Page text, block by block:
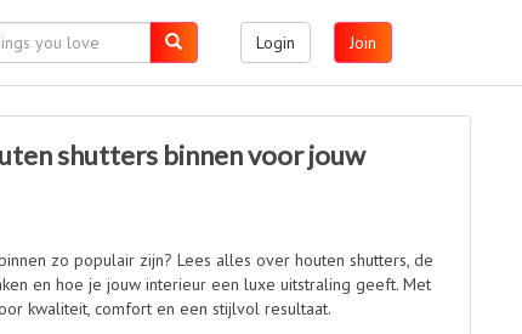
Login Join
shutters binnen voor jouw
zo populair zijn? Lees alles over houten shutters, de
en hoe je jouw interieur een luxe uitstraling geeft. Met
kwaliteit, comfort en een stijlvol resultaat.